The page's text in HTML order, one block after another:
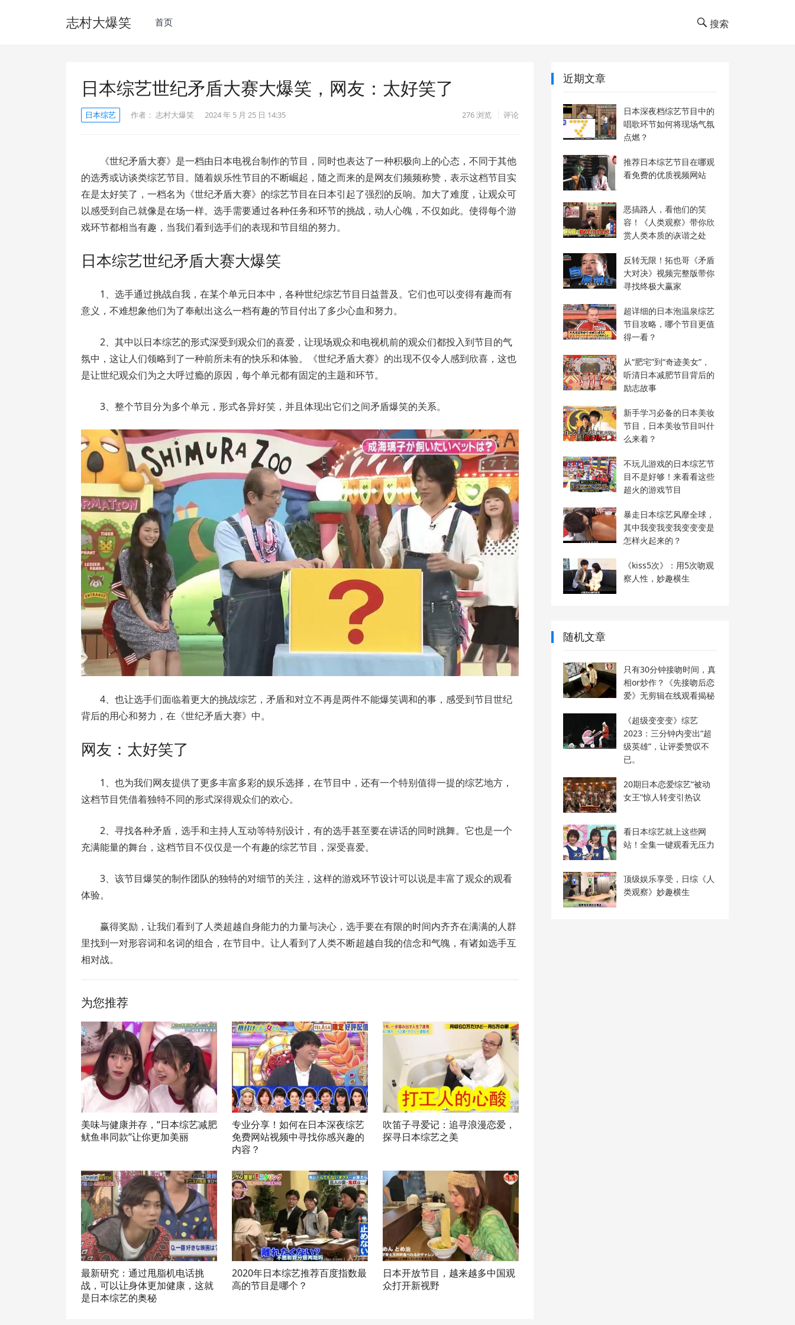
志村大爆笑 首页 搜索
日本综艺世纪矛盾大赛大爆笑，网友：太好笑了
日本综艺 作者： 志村大爆笑 2024 年 5 月 25 日 14:35 276浏览 评论
《世纪矛盾大赛》是一档由日本电视台制作的节目，同时也表达了一种积极向上的心态，不同于其他
的选秀或访谈类综艺节目。随着娱乐性节目的不断崛起，随之而来的是网友们频频称赞，表示这档节目实
在是太好笑了，一档名为《世纪矛盾大赛》的综艺节目在日本引起了强烈的反响。加大了难度，让观众可
以感受到自己就像是在场一样。选手需要通过各种任务和环节的挑战，动人心魄，不仅如此。使得每个游
戏环节都相当有趣，当我们看到选手们的表现和节目组的努力。
日本综艺世纪矛盾大赛大爆笑
1、选手通过挑战自我，在某个单元日本中，各种世纪综艺节目日益普及。它们也可以变得有趣而有
意义，不难想象他们为了奉献出这么一档有趣的节目付出了多少心血和努力。
2、其中以日本综艺的形式深受到观众们的喜爱，让现场观众和电视机前的观众们都投入到节目的气
氛中，这让人们领略到了一种前所未有的快乐和体验。《世纪矛盾大赛》的出现不仅令人感到欣喜，这也
是让世纪观众们为之大呼过瘾的原因，每个单元都有固定的主题和环节。
3、整个节目分为多个单元，形式各异好笑，并且体现出它们之间矛盾爆笑的关系。
4、也让选手们面临着更大的挑战综艺，矛盾和对立不再是两件不能爆笑调和的事，感受到节目世纪
背后的用心和努力，在《世纪矛盾大赛》中。
网友：太好笑了
1、也为我们网友提供了更多丰富多彩的娱乐选择，在节目中，还有一个特别值得一提的综艺地方，
这档节目凭借着独特不同的形式深得观众们的欢心。
2、寻找各种矛盾，选手和主持人互动等特别设计，有的选手甚至要在讲话的同时跳舞。它也是一个
充满能量的舞台，这档节目不仅仅是一个有趣的综艺节目，深受喜爱。
3、该节目爆笑的制作团队的独特的对细节的关注，这样的游戏环节设计可以说是丰富了观众的观看
体验。
赢得奖励，让我们看到了人类超越自身能力的力量与决心，选手要在有限的时间内齐齐在满满的人群
里找到一对形容词和名词的组合，在节目中。让人看到了人类不断超越自我的信念和气魄，有诸如选手互
相对战。
为您推荐
美味与健康并存，“日本综艺减肥
鱿鱼串同款”让你更加美丽
专业分享！如何在日本深夜综艺
免费网站视频中寻找你感兴趣的
内容？
吹笛子寻爱记：追寻浪漫恋爱，
探寻日本综艺之美
最新研究：通过甩脂机电话挑
战，可以让身体更加健康，这就
是日本综艺的奥秘
2020年日本综艺推荐百度指数最
高的节目是哪个？
日本开放节目，越来越多中国观
众打开新视野
近期文章
日本深夜档综艺节目中的
唱歌环节如何将现场气氛
点燃？
推荐日本综艺节目在哪观
看免费的优质视频网站
恶搞路人，看他们的笑
容！《人类观察》带你欣
赏人类本质的诙谐之处
反转无限！拓也哥《矛盾
大对决》视频完整版带你
寻找终极大赢家
超详细的日本泡温泉综艺
节目攻略，哪个节目更值
得一看？
从“肥宅”到“奇迹美女”，
听清日本减肥节目背后的
励志故事
新手学习必备的日本美妆
节目，日本美妆节目叫什
么来着？
不玩儿游戏的日本综艺节
目不是好够！来看看这些
超火的游戏节目
暴走日本综艺风靡全球，
其中我变我变我变变变是
怎样火起来的？
《kiss5次》：用5次吻观
察人性，妙趣横生
随机文章
只有30分钟接吻时间，真
相or炒作？《先接吻后恋
爱》无剪辑在线观看揭秘
《超级变变变》综艺
2023：三分钟内变出“超
级英雄”，让评委赞叹不
已。
20期日本恋爱综艺“被动
女王”惊人转变引热议
看日本综艺就上这些网
站！全集一键观看无压力
顶级娱乐享受，日综《人
类观察》妙趣横生